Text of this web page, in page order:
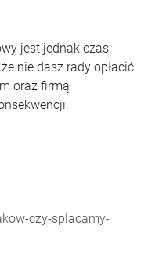
jest jednak czas
nie dasz rady opłacić
oraz firmą
czy-splacamy-